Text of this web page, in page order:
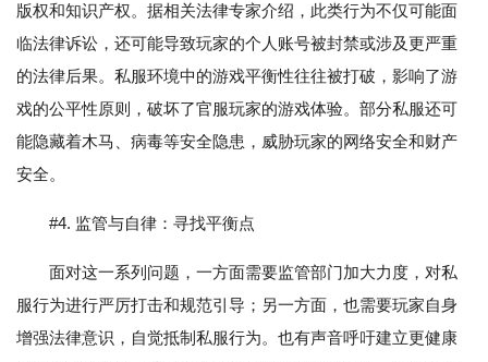
版权和知识产权。据相关法律专家介绍，此类行为不仅可能面
临法律诉讼，还可能导致玩家的个人账号被封禁或涉及更严重
的法律后果。私服环境中的游戏平衡性往往被打破，影响了游
戏的公平性原则，破坏了官服玩家的游戏体验。部分私服还可
能隐藏着木马、病毒等安全隐患，威胁玩家的网络安全和财产
安全。
#4. 监管与自律：寻找平衡点
面对这一系列问题，一方面需要监管部门加大力度，对私
服行为进行严厉打击和规范引导；另一方面，也需要玩家自身
增强法律意识，自觉抵制私服行为。也有声音呼吁建立更健康